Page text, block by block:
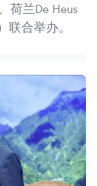
荷兰De Heus
合举办。